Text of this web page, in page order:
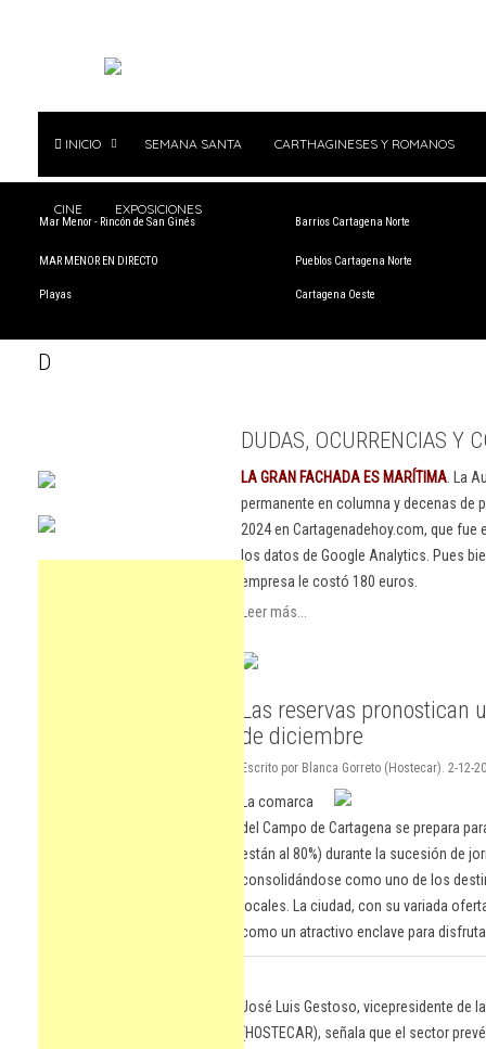
INICIO SEMANA SANTA CARTHAGINESES Y ROMANOS
CINE EXPOSICIONES
Mar Menor - Rincón de San Ginés
MAR MENOR EN DIRECTO
Playas
Barrios Cartagena Norte
Pueblos Cartagena Norte
Cartagena Oeste
D
DUDAS, OCURRENCIAS Y
LA GRAN FACHADA ES MARÍTIMA . La
permanente en columna y decenas
2024 en Cartagenadehoy.com, que
los datos de Google Analytics. Pues
empresa le costó 180 euros.
Leer más...
Las reservas pronostican
de diciembre
Escrito por Blanca Gorreto (Hostecar). 2-12-
La comarca
del Campo de Cartagena se prepara
están al 80%) durante la sucesión de
consolidándose como uno de los
locales. La ciudad, con su variada
como un atractivo enclave para
José Luis Gestoso, vicepresidente de
(HOSTECAR), señala que el sector